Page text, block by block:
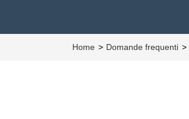
Home Domande frequenti